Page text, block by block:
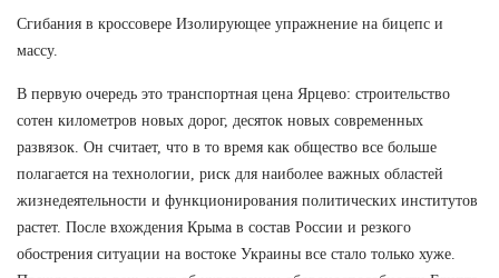
Сгибания в кроссовере Изолирующее упражнение на бицепс и
массу.
В первую очередь это транспортная цена Ярцево: строительство
сотен километров новых дорог, десяток новых современных
развязок. Он считает, что в то время как общество все больше
полагается на технологии, риск для наиболее важных областей
жизнедеятельности и функционирования политических институтов
растет. После вхождения Крыма в состав России и резкого
обострения ситуации на востоке Украины все стало только хуже.